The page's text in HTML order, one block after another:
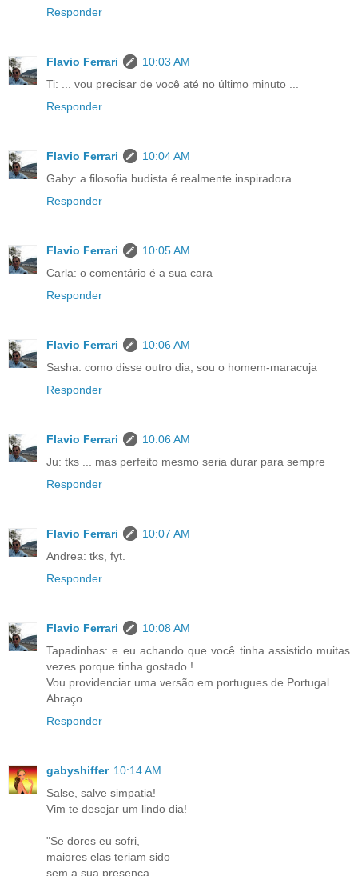
Responder
Flavio Ferrari
10:03 AM
Ti: ... vou precisar de você até no último minuto ...
Responder
Flavio Ferrari
10:04 AM
Gaby: a filosofia budista é realmente inspiradora.
Responder
Flavio Ferrari
10:05 AM
Carla: o comentário é a sua cara
Responder
Flavio Ferrari
10:06 AM
Sasha: como disse outro dia, sou o homem-maracuja
Responder
Flavio Ferrari
10:06 AM
Ju: tks ... mas perfeito mesmo seria durar para sempre
Responder
Flavio Ferrari
10:07 AM
Andrea: tks, fyt.
Responder
Flavio Ferrari
10:08 AM
Tapadinhas: e eu achando que você tinha assistido muitas
vezes porque tinha gostado !
Vou providenciar uma versão em portugues de Portugal ...
Abraço
Responder
gabyshiffer 10:14 AM
Salse, salve simpatia!
Vim te desejar um lindo dia!
"Se dores eu sofri,
maiores elas teriam sido
sem a sua presença.